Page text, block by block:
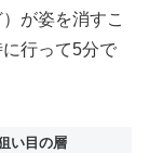
が姿を消すこ
行って5分で
い目の層